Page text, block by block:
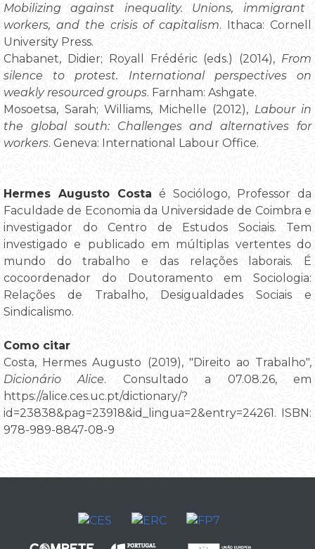
Mobilizing against inequality. Unions, immigrant
workers, and the crisis of capitalism. Ithaca: Cornell
University Press.
Chabanet, Didier; Royall Frédéric (eds.) (2014), From
silence to protest. International perspectives on
weakly resourced groups. Farnham: Ashgate.
Mosoetsa, Sarah; Williams, Michelle (2012), Labour in
the global south: Challenges and alternatives for
workers. Geneva: International Labour Office.
Hermes Augusto Costa é Sociólogo, Professor da
Faculdade de Economia da Universidade de Coimbra e
investigador do Centro de Estudos Sociais. Tem
investigado e publicado em múltiplas vertentes do
mundo do trabalho e das relações laborais. É
cocoordenador do Doutoramento em Sociologia:
Relações de Trabalho, Desigualdades Sociais e
Sindicalismo.
Como citar
Costa, Hermes Augusto (2019), "Direito ao Trabalho",
Dicionário Alice. Consultado a 07.08.26, em
https://alice.ces.uc.pt/dictionary/?
id=23838&pag=23918&id_lingua=2&entry=24261. ISBN:
978-989-8847-08-9